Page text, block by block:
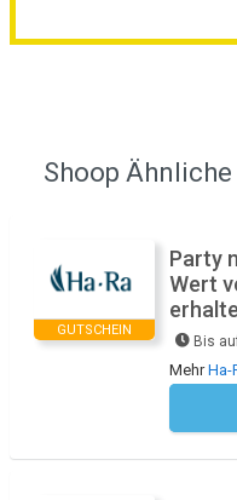
Shoop
GUTSCHEIN
Party
Wert
Bis
MehrHa-